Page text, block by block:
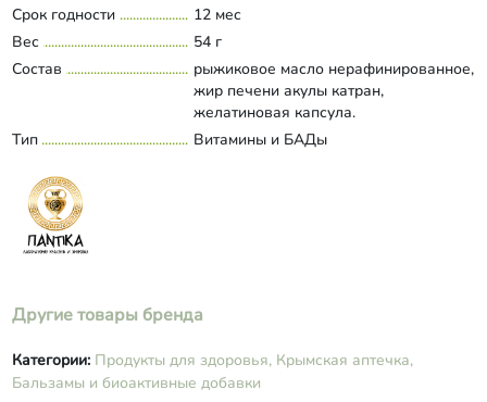
Срок годности
12 мес
Вес
54 г
Состав
рыжиковое масло нерафинированное,
жир печени акулы катран,
желатиновая капсула.
Тип
Витамины и БАДы
Другие товары бренда
Категории: Продукты для здоровья, Крымская аптечка,
Бальзамы и биоактивные добавки